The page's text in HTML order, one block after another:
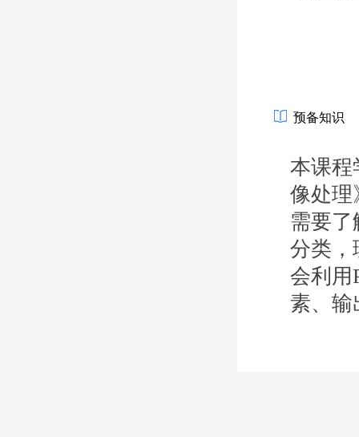
预备知识
本课程
像处理
需要
分类，
会利用
素、输